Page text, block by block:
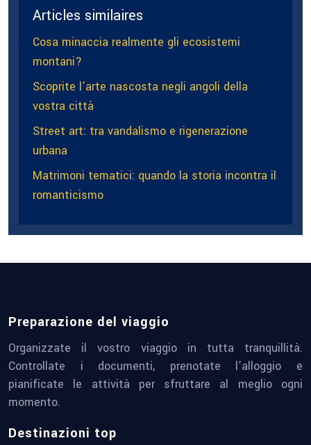
Articles similaires
Cosa minaccia realmente gli ecosistemi
montani?
Scoprite l’arte nascosta negli angoli della
vostra città
Street art: tra vandalismo e rigenerazione
urbana
Matrimoni tematici: quando la storia incontra il
romanticismo
Preparazione del viaggio
Organizzate il vostro viaggio in tutta tranquillità.
Controllate i documenti, prenotate l’alloggio e
pianificate le attività per sfruttare al meglio ogni
momento.
Destinazioni top